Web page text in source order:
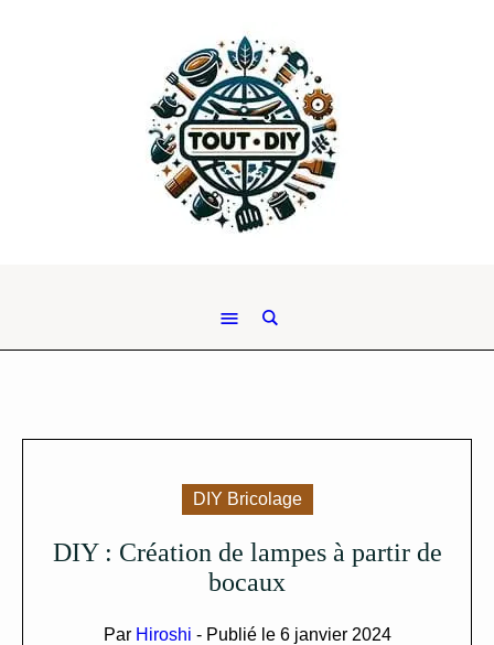
DIY Bricolage
DIY : Création de lampes à partir de
bocaux
Par Hiroshi - Publié le 6 janvier 2024